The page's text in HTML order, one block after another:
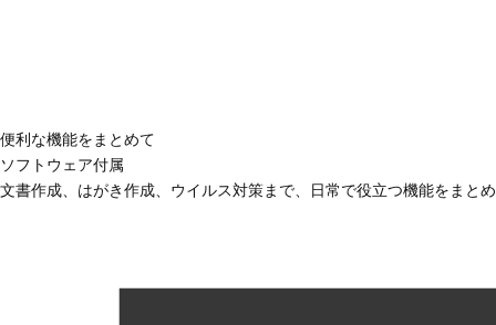
便利な機能をまとめて
ソフトウェア付属
文書作成、はがき作成、ウイルス対策まで、日常で役立つ機能をまと